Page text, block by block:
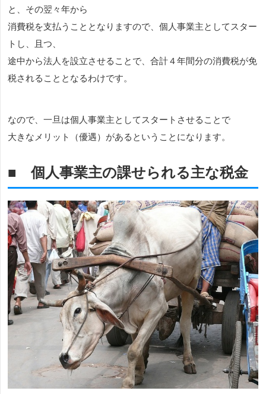
と、その翌々年から
消費税を支払うこととなりますので、個人事業主としてスター
トし、且つ、
途中から法人を設立させることで、合計４年間分の消費税が免
税されることとなるわけです。
なので、一旦は個人事業主としてスタートさせることで
大きなメリット（優遇）があるということになります。
■ 個人事業主の課せられる主な税金